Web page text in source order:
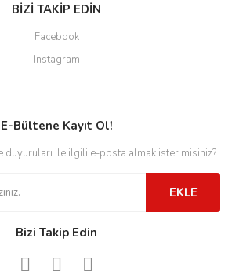
BİZİ TAKİP EDİN
Facebook
Instagram
E-Bültene Kayıt Ol!
duyuruları ile ilgili e-posta almak ister misiniz?
EKLE
Bizi Takip Edin